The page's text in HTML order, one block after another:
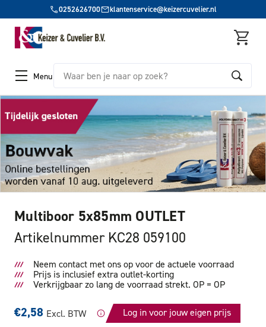
0252626700 klantenservice@keizercuvelier.nl
Menu Zoeken
Multiboor 5x85mm OUTLET
Artikelnummer KC28 059100
Neem contact met ons op voor de actuele voorraad
Prijs is inclusief extra outlet-korting
Verkrijgbaar zo lang de voorraad strekt. OP = OP
€2,58 Excl. BTW Log in voor jouw eigen prijs